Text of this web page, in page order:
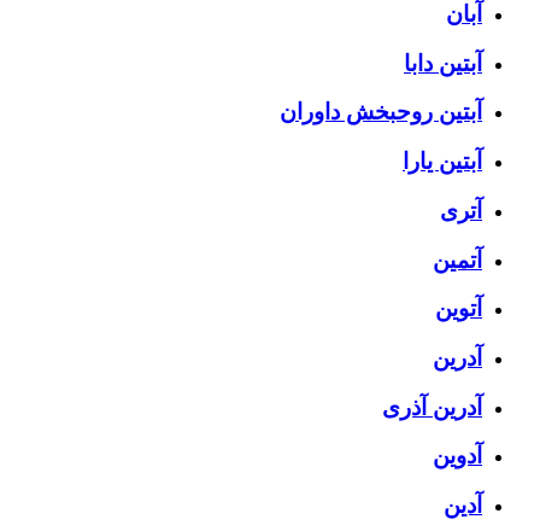
آبان
آبتین دابا
آبتین روحبخش داوران
آبتین یارا
آتری
آتمین
آتوین
آدرین
آدرین آذری
آدوین
آدین